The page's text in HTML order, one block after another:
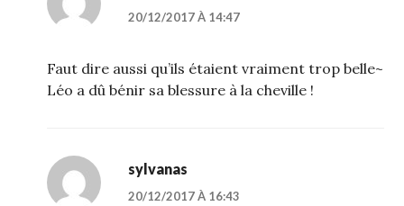
20/12/2017 À 14:47
Faut dire aussi qu’ils étaient vraiment trop belle~
Léo a dû bénir sa blessure à la cheville !
sylvanas
20/12/2017 À 16:43